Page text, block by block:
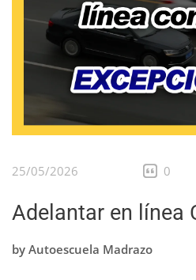
25/05/2026 0
Adelantar en línea
by Autoescuela Madrazo